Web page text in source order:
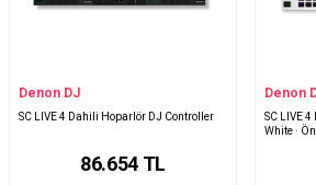
Denon DJ
SC LIVE 4 Dahili Hoparlör DJ Controller
86.654TL
Denon
SC LIVE
White ·